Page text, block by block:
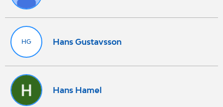
HG Hans Gustavsson
Hans Hamel